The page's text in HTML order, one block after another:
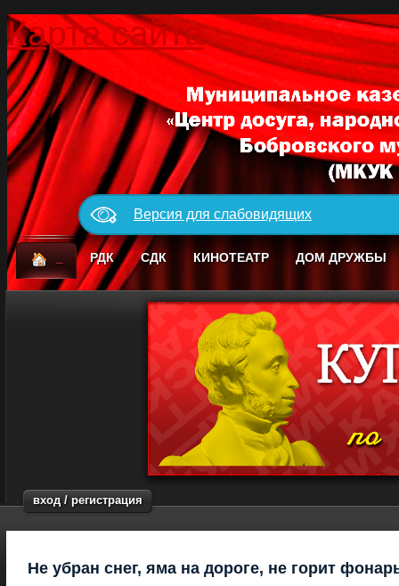
Карта сайта
Версия для слабовидящих
РДК СДК КИНОТЕАТР ДОМ ДРУЖБЫ
вход / регистрация
Не убран снег, яма на дороге, не горит